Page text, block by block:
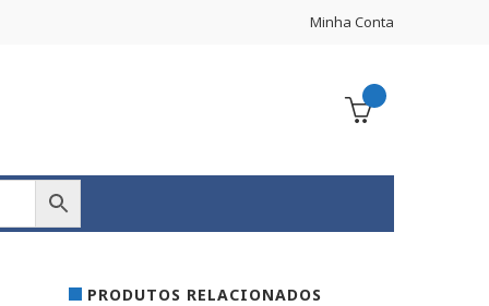
Minha Conta
PRODUTOS RELACIONADOS